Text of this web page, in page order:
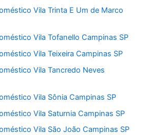
Vila Trinta E Um de Marco
Vila Tofanello Campinas SP
Vila Teixeira Campinas SP
Vila Tancredo Neves
Vila Sônia Campinas SP
Vila Saturnia Campinas SP
Vila São João Campinas SP